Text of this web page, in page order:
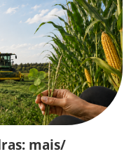
mais/